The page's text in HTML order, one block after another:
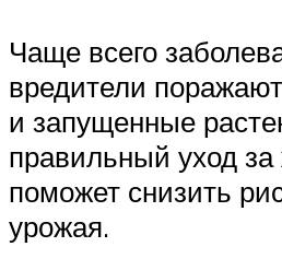
Чаще всего
вредители
и запущенные
правильный уход
поможет снизить
урожая.